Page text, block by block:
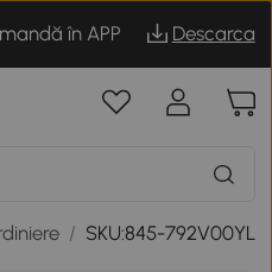
în APP Descarca
/ SKU:845-792V00YL